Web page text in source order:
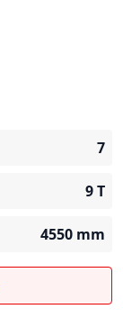
7
9T
4550 mm